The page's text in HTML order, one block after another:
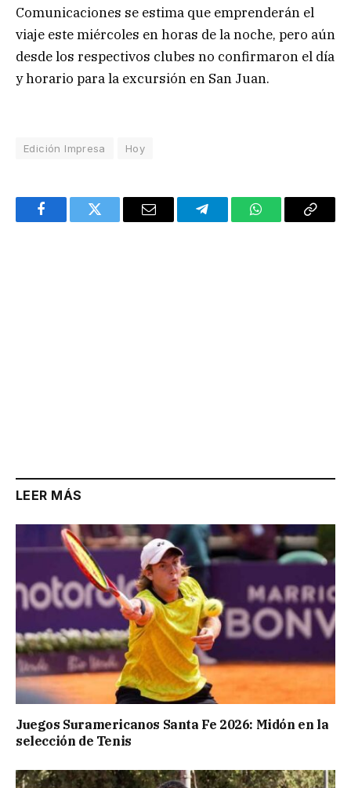
Comunicaciones se estima que emprenderán el
viaje este miércoles en horas de la noche, pero aún
desde los respectivos clubes no confirmaron el día
y horario para la excursión en San Juan.
Edición Impresa Hoy
FacebookTwitter Email TelegramWhatsAppCopy
LEER MÁS
Juegos Suramericanos Santa Fe 2026: Midón en la
selección de Tenis